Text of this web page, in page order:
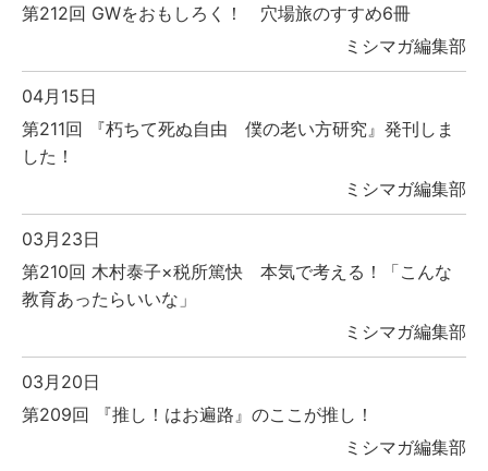
第212回 GWをおもしろく！ 穴場旅のすすめ6冊
ミシマガ編集部
04月15日
第211回 『朽ちて死ぬ自由 僕の老い方研究』発刊しま
した！
ミシマガ編集部
03月23日
第210回 木村泰子×税所篤快 本気で考える！「こんな
教育あったらいいな」
ミシマガ編集部
03月20日
第209回 『推し！はお遍路』のここが推し！
ミシマガ編集部